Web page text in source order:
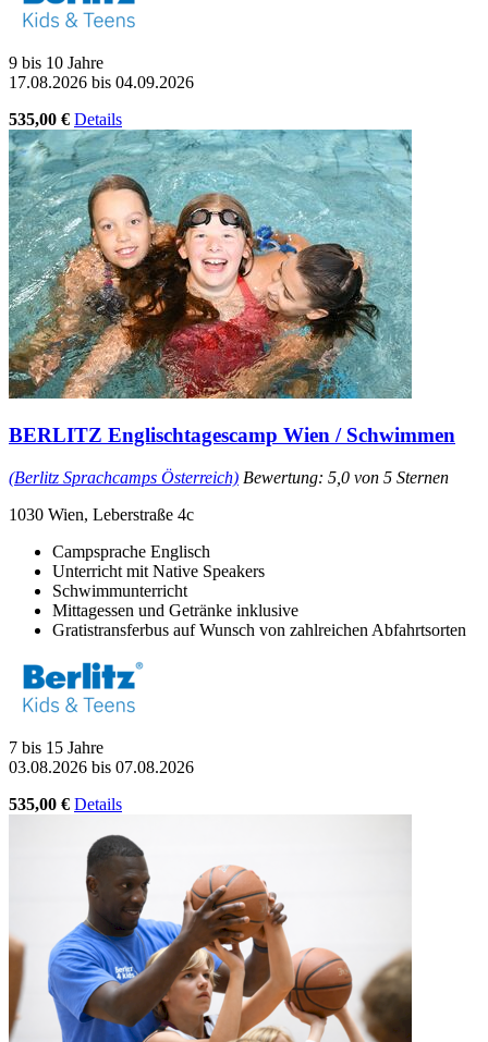
9 bis 10 Jahre
17.08.2026 bis 04.09.2026
535,00 € Details
BERLITZ Englischtagescamp Wien / Schwimmen
(Berlitz Sprachcamps Österreich) Bewertung: 5,0 von 5 Sternen
1030 Wien, Leberstraße 4c
Campsprache Englisch
Unterricht mit Native Speakers
Schwimmunterricht
Mittagessen und Getränke inklusive
Gratistransferbus auf Wunsch von zahlreichen Abfahrtsorten
7 bis 15 Jahre
03.08.2026 bis 07.08.2026
535,00 € Details